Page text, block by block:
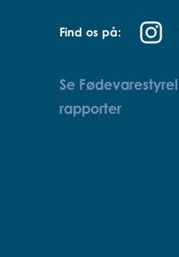
Find os på:
Se
rapporter